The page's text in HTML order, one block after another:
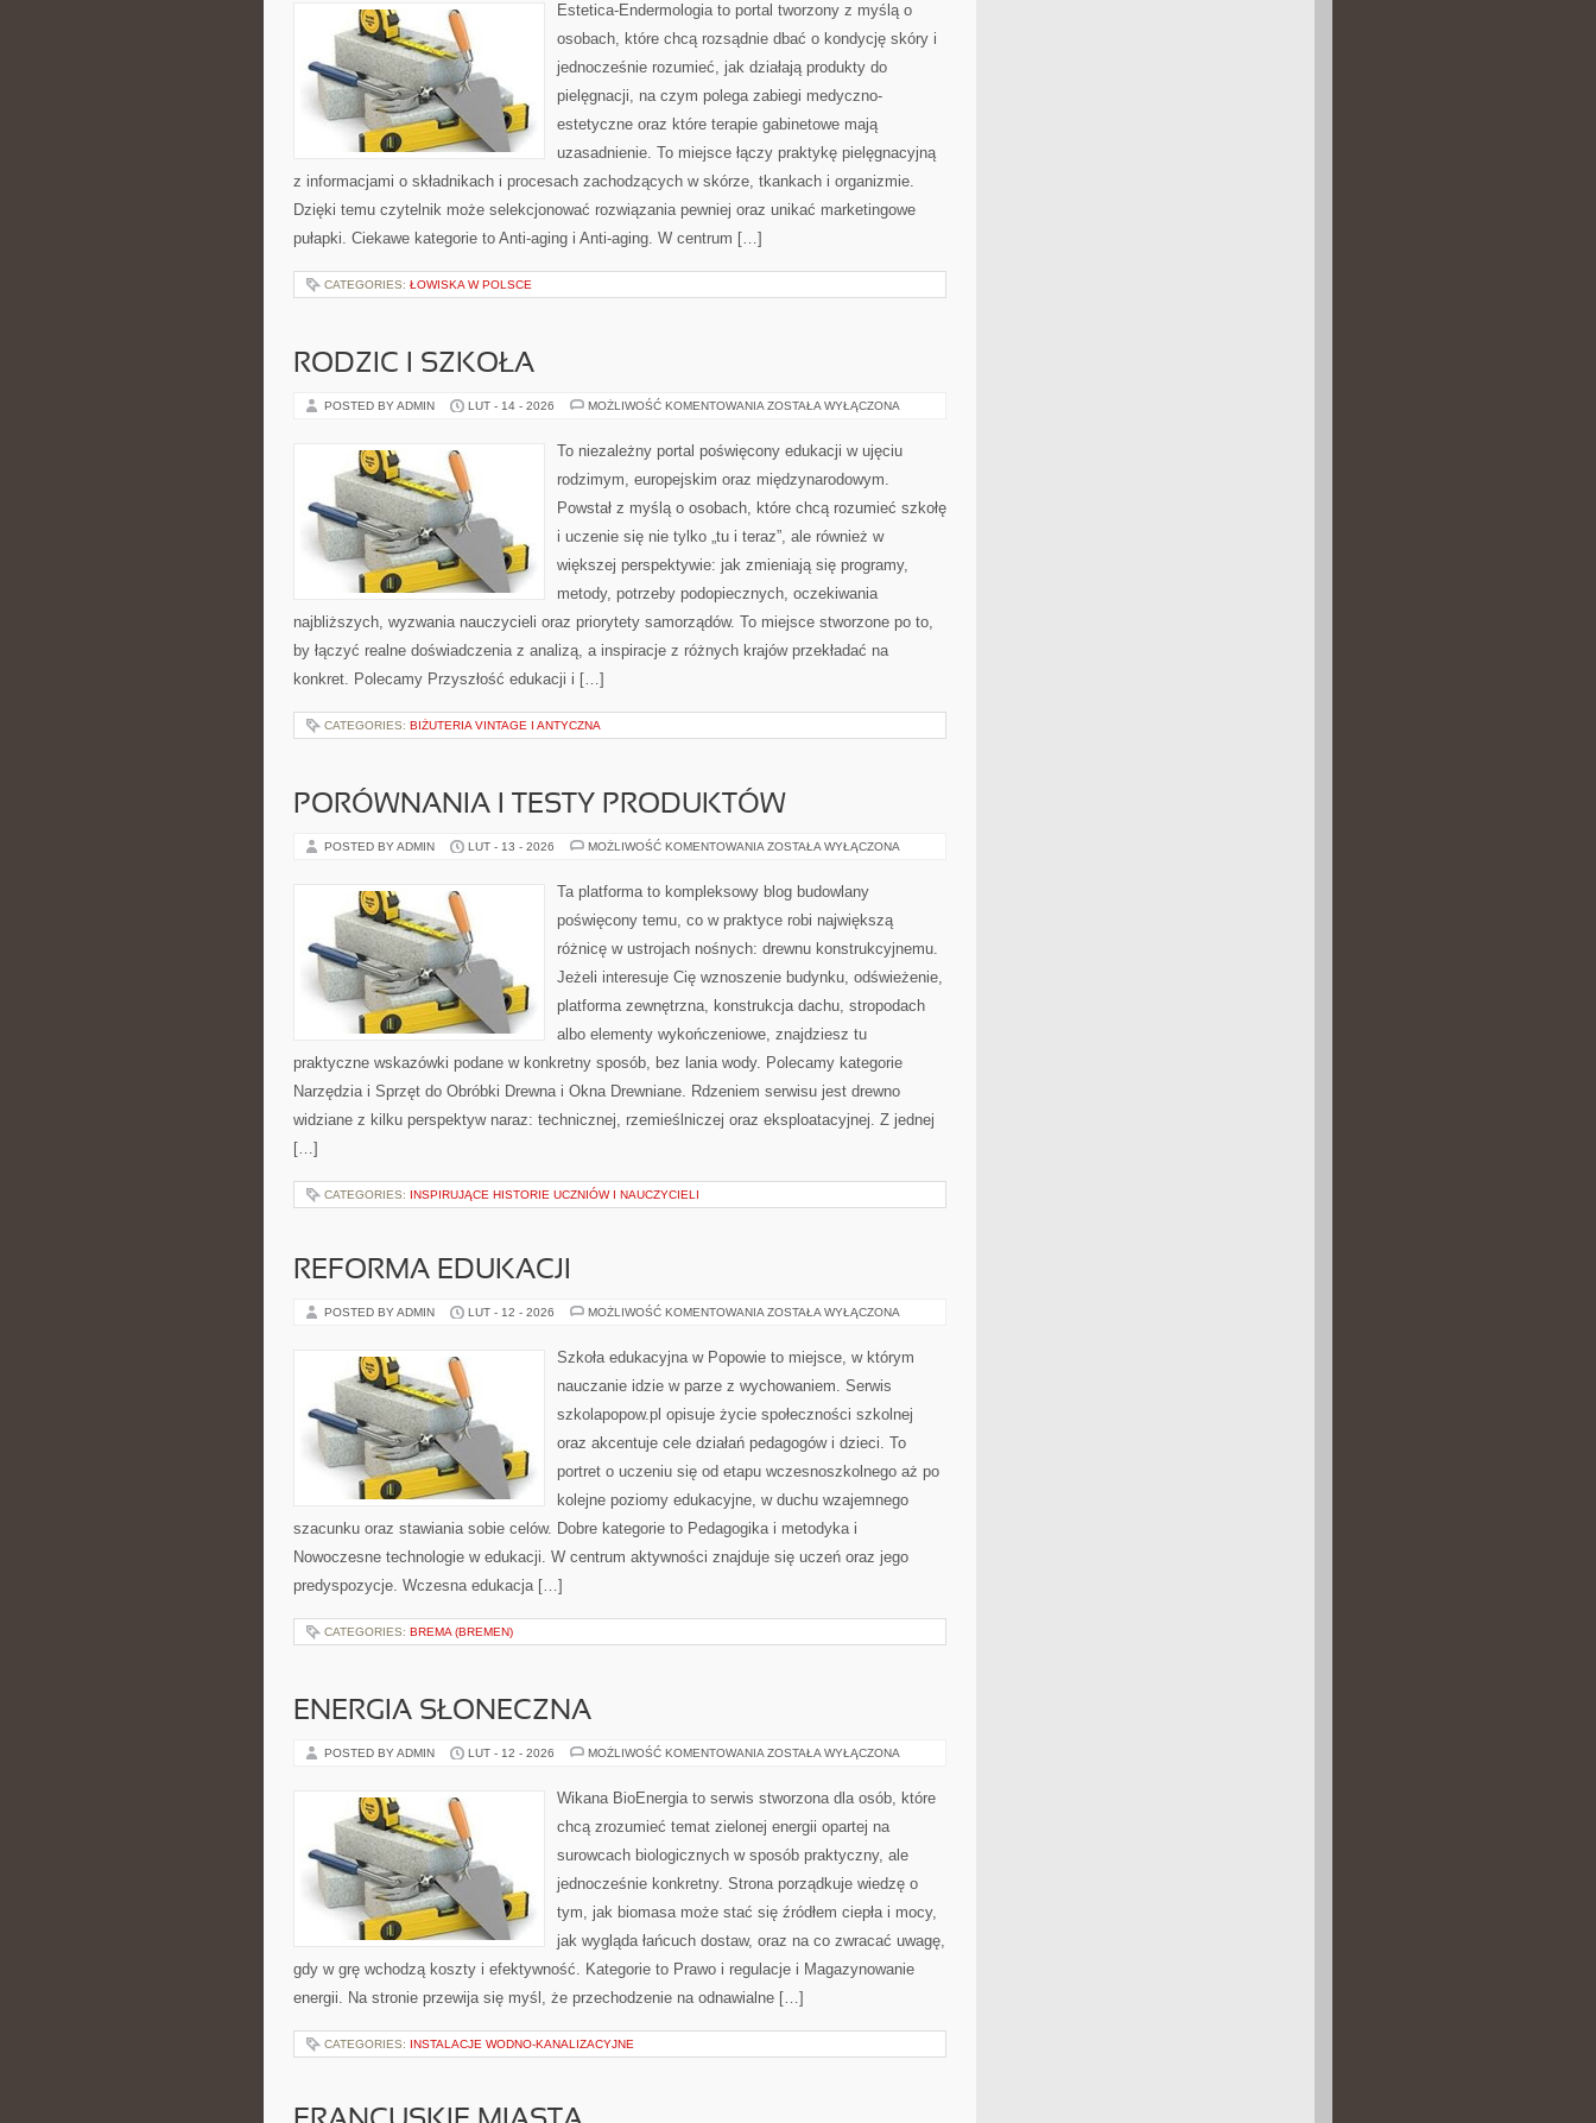
Estetica-Endermologia to portal tworzony z myślą o
osobach, które chcą rozsądnie dbać o kondycję skóry i
jednocześnie rozumieć, jak działają produkty do
pielęgnacji, na czym polega zabiegi medyczno-
estetyczne oraz które terapie gabinetowe mają
uzasadnienie. To miejsce łączy praktykę pielęgnacyjną
z informacjami o składnikach i procesach zachodzących w skórze, tkankach i organizmie.
Dzięki temu czytelnik może selekcjonować rozwiązania pewniej oraz unikać marketingowe
pułapki. Ciekawe kategorie to Anti-aging i Anti-aging. W centrum […]
CATEGORIES: ŁOWISKA W POLSCE
RODZIC I SZKOŁA
POSTED BY ADMIN LUT - 14 - 2026 MOŻLIWOŚĆ KOMENTOWANIA RODZIC
ZOSTAŁA WYŁĄCZONA
To niezależny portal poświęcony edukacji w ujęciu
rodzimym, europejskim oraz międzynarodowym.
Powstał z myślą o osobach, które chcą rozumieć szkołę
i uczenie się nie tylko „tu i teraz”, ale również w
większej perspektywie: jak zmieniają się programy,
metody, potrzeby podopiecznych, oczekiwania
najbliższych, wyzwania nauczycieli oraz priorytety samorządów. To miejsce stworzone po to,
by łączyć realne doświadczenia z analizą, a inspiracje z różnych krajów przekładać na
konkret. Polecamy Przyszłość edukacji i […]
CATEGORIES: BIŻUTERIA VINTAGE I ANTYCZNA
PORÓWNANIA I TESTY PRODUKTÓW
POSTED BY ADMIN LUT - 13 - 2026 MOŻLIWOŚĆ KOMENTOWANIA PORÓWNANIA
PRODUKTÓW
ZOSTAŁA WYŁĄCZONA
Ta platforma to kompleksowy blog budowlany
poświęcony temu, co w praktyce robi największą
różnicę w ustrojach nośnych: drewnu konstrukcyjnemu.
Jeżeli interesuje Cię wznoszenie budynku, odświeżenie,
platforma zewnętrzna, konstrukcja dachu, stropodach
albo elementy wykończeniowe, znajdziesz tu
praktyczne wskazówki podane w konkretny sposób, bez lania wody. Polecamy kategorie
Narzędzia i Sprzęt do Obróbki Drewna i Okna Drewniane. Rdzeniem serwisu jest drewno
widziane z kilku perspektyw naraz: technicznej, rzemieślniczej oraz eksploatacyjnej. Z jednej
[…]
CATEGORIES: INSPIRUJĄCE HISTORIE UCZNIÓW I NAUCZYCIELI
REFORMA EDUKACJI
POSTED BY ADMIN LUT - 12 - 2026 MOŻLIWOŚĆ KOMENTOWANIA REFORMA
ZOSTAŁA WYŁĄCZONA
Szkoła edukacyjna w Popowie to miejsce, w którym
nauczanie idzie w parze z wychowaniem. Serwis
szkolapopow.pl opisuje życie społeczności szkolnej
oraz akcentuje cele działań pedagogów i dzieci. To
portret o uczeniu się od etapu wczesnoszkolnego aż po
kolejne poziomy edukacyjne, w duchu wzajemnego
szacunku oraz stawiania sobie celów. Dobre kategorie to Pedagogika i metodyka i
Nowoczesne technologie w edukacji. W centrum aktywności znajduje się uczeń oraz jego
predyspozycje. Wczesna edukacja […]
CATEGORIES: BREMA (BREMEN)
ENERGIA SŁONECZNA
POSTED BY ADMIN LUT - 12 - 2026 MOŻLIWOŚĆ KOMENTOWANIA ENERGIA
ZOSTAŁA WYŁĄCZONA
Wikana BioEnergia to serwis stworzona dla osób, które
chcą zrozumieć temat zielonej energii opartej na
surowcach biologicznych w sposób praktyczny, ale
jednocześnie konkretny. Strona porządkuje wiedzę o
tym, jak biomasa może stać się źródłem ciepła i mocy,
jak wygląda łańcuch dostaw, oraz na co zwracać uwagę,
gdy w grę wchodzą koszty i efektywność. Kategorie to Prawo i regulacje i Magazynowanie
energii. Na stronie przewija się myśl, że przechodzenie na odnawialne […]
CATEGORIES: INSTALACJE WODNO-KANALIZACYJNE